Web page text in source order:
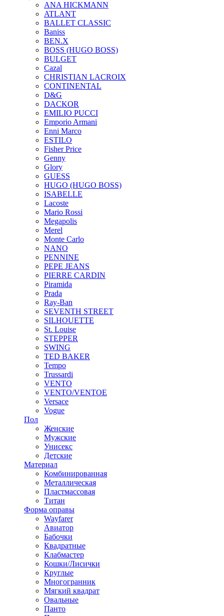
ANA HICKMANN
ATLANT
BALLET CLASSIC
Baniss
BEN.X
BOSS (HUGO BOSS)
BULGET
Cazal
CHRISTIAN LACROIX
CONTINENTAL
D&G
DACKOR
EMILIO PUCCI
Emporio Armani
Enni Marco
ESTILO
Fisher Price
Genny
Glory
GUESS
HUGO (HUGO BOSS)
ISABELLE
Lacoste
Mario Rossi
Megapolis
Merel
Monte Carlo
NANO
PENNINE
PEPE JEANS
PIERRE CARDIN
Piramida
Prada
Ray-Ban
SEVENTH STREET
SILHOUETTE
St. Louise
STEPPER
SWING
TED BAKER
Tempo
Trussardi
VENTO
VENTO/VENTOE
Versace
Vogue
Пол
Женские
Мужские
Унисекс
Детские
Материал
Комбинированная
Металлическая
Пластмассовая
Титан
Форма оправы
Wayfarer
Авиатор
Бабочки
Квадратные
Клабмастер
Кошки/Лисички
Круглые
Многогранник
Мягкий квадрат
Овальные
Панто